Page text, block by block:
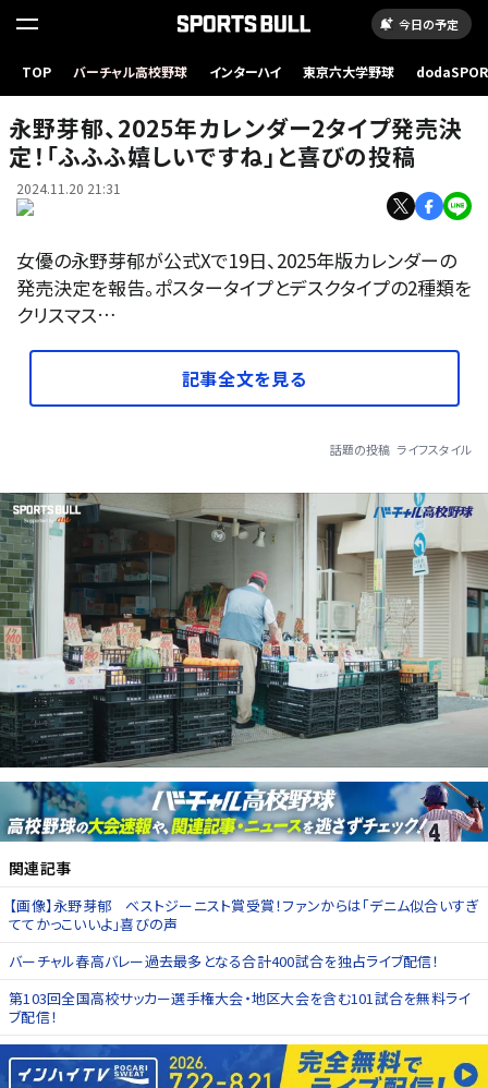
今日の予定
TOP バーチャル高校野球 インターハイ 東京六大学野球
永野芽郁、2025年カレンダー2タイプ発売決
定！「ふふふ嬉しいですね」と喜びの投稿
2024.11.20 21:31
女優の永野芽郁が公式Xで19日、2025年版カレンダーの
発売決定を報告。ポスタータイプとデスクタイプの2種類を
クリスマス…
記事全文を見る
話題の投稿 ライフスタイル
関連記事
【画像】永野芽郁 ベストジーニスト賞受賞！ファンからは「デニム似合いすぎ
ててかっこいいよ」喜びの声
バーチャル春高バレー過去最多となる合計400試合を独占ライブ配信！
第103回全国高校サッカー選手権大会・地区大会を含む101試合を無料ライ
ブ配信！